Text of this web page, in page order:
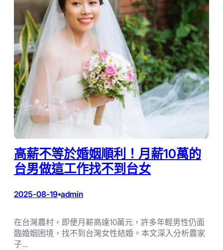
高薪不等於婚姻順利！月薪10萬的
台男做這工作找不到台女
2025-08-19•admin
在台灣農村，即便月薪高達10萬元，許多年輕男性仍面
臨婚姻困境，找不到台灣女性結婚。本文深入分析農家
子…